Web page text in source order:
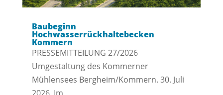
Baubeginn
Hochwasserrückhaltebecken
Kommern
PRESSEMITTEILUNG 27/2026
Umgestaltung des Kommerner
Mühlensees Bergheim/Kommern. 30. Juli